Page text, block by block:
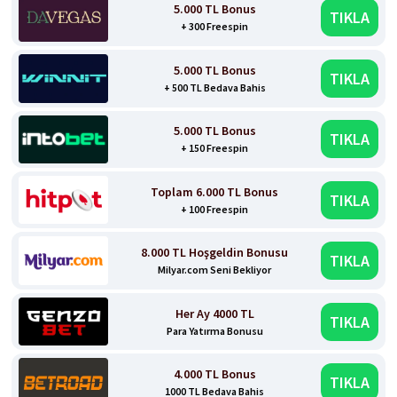
5.000 TL Bonus
+ 300 Freespin TIKLA
5.000 TL Bonus
+ 500 TL Bedava Bahis TIKLA
5.000 TL Bonus
+ 150 Freespin TIKLA
Toplam 6.000 TL Bonus
+ 100 Freespin TIKLA
8.000 TL Hoşgeldin Bonusu
Milyar.com Seni Bekliyor TIKLA
Her Ay 4000 TL
Para Yatırma Bonusu TIKLA
4.000 TL Bonus
1000 TL Bedava Bahis TIKLA